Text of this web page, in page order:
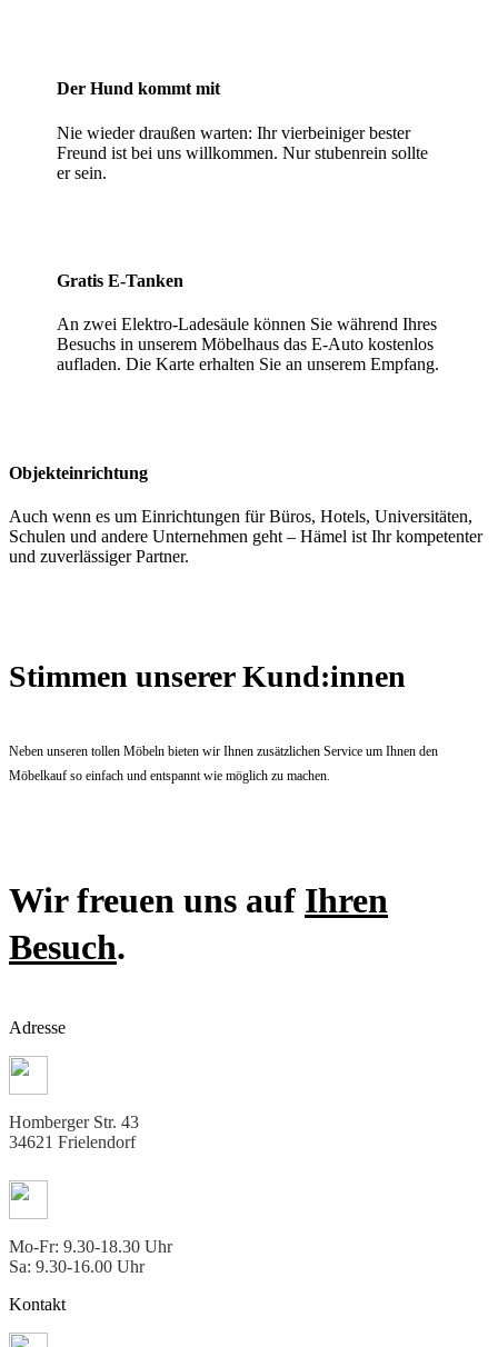
Der Hund kommt mit
Nie wieder draußen warten: Ihr vierbeiniger bester
Freund ist bei uns willkommen. Nur stubenrein sollte
er sein.
Gratis E-Tanken
An zwei Elektro-Ladesäule können Sie während Ihres
Besuchs in unserem Möbelhaus das E-Auto kostenlos
aufladen. Die Karte erhalten Sie an unserem Empfang.
Objekteinrichtung
Auch wenn es um Einrichtungen für Büros, Hotels, Universitäten,
Schulen und andere Unternehmen geht – Hämel ist Ihr kompetenter
und zuverlässiger Partner.
Stimmen unserer Kund:innen
Neben unseren tollen Möbeln bieten wir Ihnen zusätzlichen Service um Ihnen den
Möbelkauf so einfach und entspannt wie möglich zu machen.
Wir freuen uns auf Ihren
Besuch.
Adresse
Homberger Str. 43
34621 Frielendorf
Mo-Fr: 9.30-18.30 Uhr
Sa: 9.30-16.00 Uhr
Kontakt